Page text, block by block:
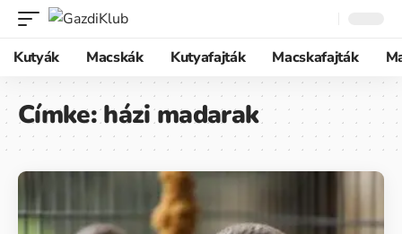
Kutyák Macskák Kutyafajták Macskafajták
Címke:házi madarak